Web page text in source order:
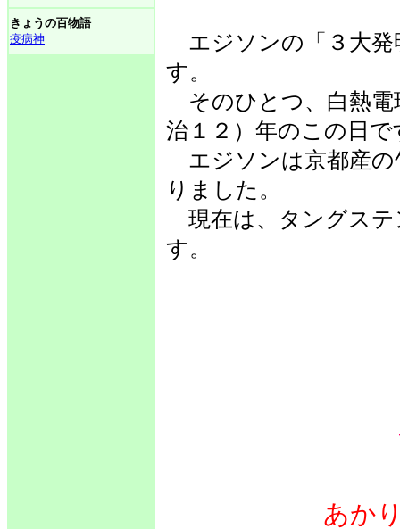
きょうの百物語
疫病神
エジソンの「３大発
す。
そのひとつ、白熱電
治１２）年のこの日で
エジソンは京都産の
りました。
現在は、タングステ
す。
あか